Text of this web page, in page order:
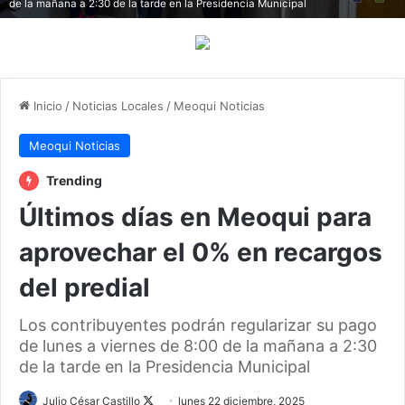
de la mañana a 2:30 de la tarde en la Presidencia Municipal
Inicio / Noticias Locales / Meoqui Noticias
Meoqui Noticias
Trending
Últimos días en Meoqui para
aprovechar el 0% en recargos
del predial
Los contribuyentes podrán regularizar su pago
de lunes a viernes de 8:00 de la mañana a 2:30
de la tarde en la Presidencia Municipal
Julio César Castillo Followlunes 22 diciembre, 2025